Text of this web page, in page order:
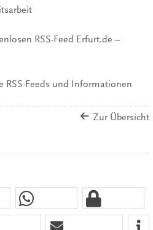
RSS-Feed Erfurt.de –
RSS-Feeds und Informationen
Zur Übersicht